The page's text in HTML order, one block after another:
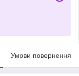
Умови повернення